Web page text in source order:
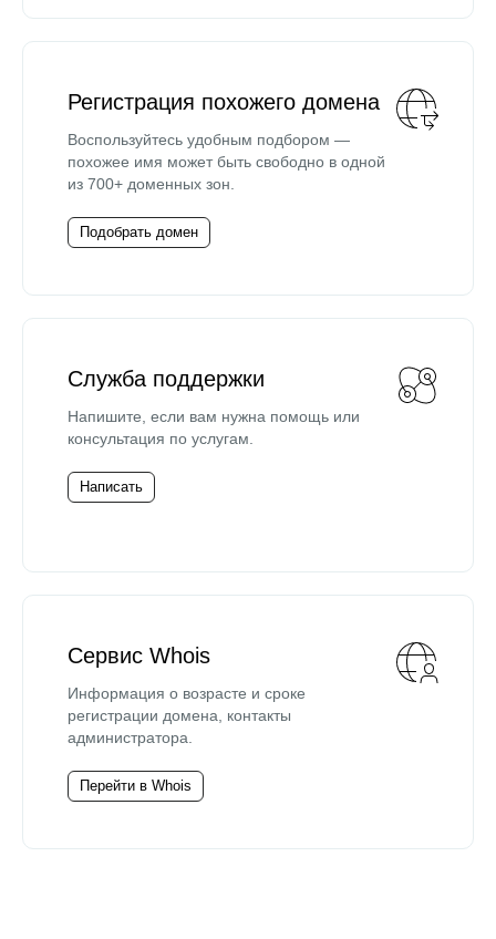
Регистрация похожего домена
Воспользуйтесь удобным подбором —
похожее имя может быть свободно в одной
из 700+ доменных зон.
Подобрать домен
Служба поддержки
Напишите, если вам нужна помощь или
консультация по услугам.
Написать
Сервис Whois
Информация о возрасте и сроке
регистрации домена, контакты
администратора.
Перейти в Whois